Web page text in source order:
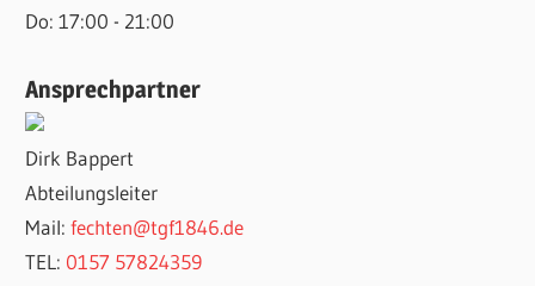
Do: 17:00 - 21:00
Ansprechpartner
Dirk Bappert
Abteilungsleiter
Mail:fechten@tgf1846.de
TEL: 0157 57824359